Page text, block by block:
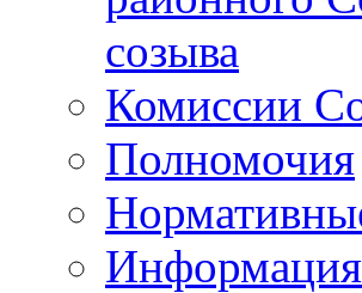
созыва
Комиссии
Полномочия
Информация